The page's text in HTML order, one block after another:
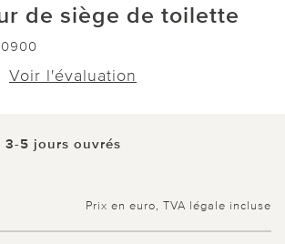
de siège de toilette
Voir l'évaluation
3-5 jours ouvrés
Prix en euro, TVA légale incluse